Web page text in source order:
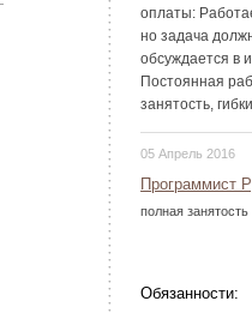
оплаты:
но задача
обсуждается в
Постоянная
занятость,
05 Апрель 2016
Программист
полная занятость
Обязанности: